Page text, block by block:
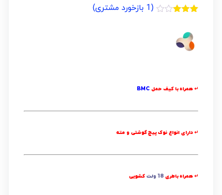
5 در
امتیازدهی
مشتری
(
1 بازخورد مشتری)
↵ همراه با کیف حمل BMC
↵ دارای انواع نوک پیچ گوشتی و مته
↵ همراه باطری کشویی